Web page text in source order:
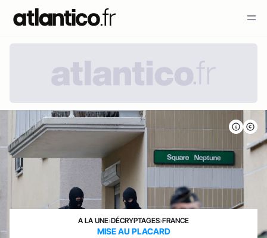
A LA UNE›DÉCRYPTAGES›FRANCE
MISE AU PLACARD